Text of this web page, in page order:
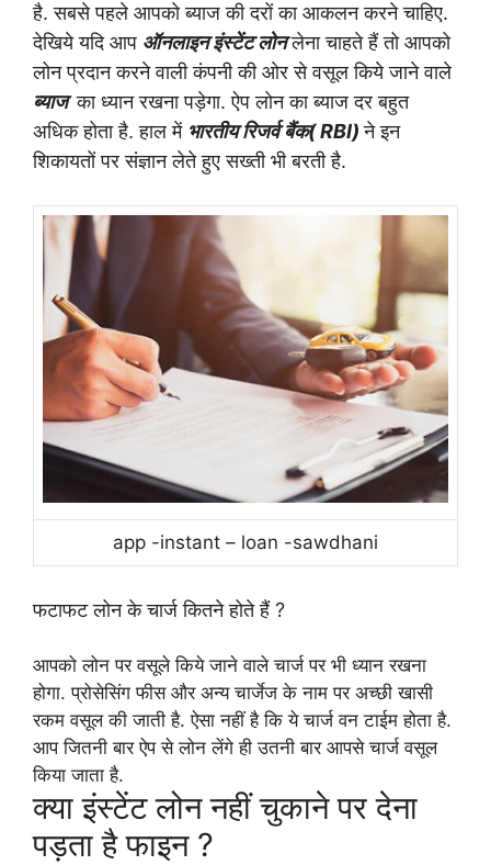
है. सबसे पहले आपको ब्याज की दरों का आकलन करने चाहिए.
देखिये यदि आप ऑनलाइन इंस्टेंट लोनलेना चाहते हैं तो आपको
लोन प्रदान करने वाली कंपनी की ओर से वसूल किये जाने वाले
ब्याजका ध्यान रखना पड़ेगा.ऐप लोन का ब्याज दर बहुत
अधिक होता है. हाल में भारतीयरिजर्व बैंक(RBI) ने इन
शिकायतों पर संज्ञान लेते हुए सख्ती भीबरती है.
app -instant – loan -sawdhani
फटाफट लोन के चार्ज कितने होते हैं ?
आपको लोन पर वसूले किये जाने वाले चार्ज पर भी ध्यान रखना
होगा. प्रोसेसिंग फीस और अन्य चार्जेज के नाम पर अच्छी खासी
रकम वसूल की जाती है. ऐसा नहीं है कि ये चार्ज वन टाईम होता है.
आप जितनी बार ऐप से लोन लेंगे ही उतनी बार आपसे चार्ज वसूल
किया जाता है.
क्या इंस्टेंट लोन नहीं चुकाने पर देना
पड़ता है फाइन ?